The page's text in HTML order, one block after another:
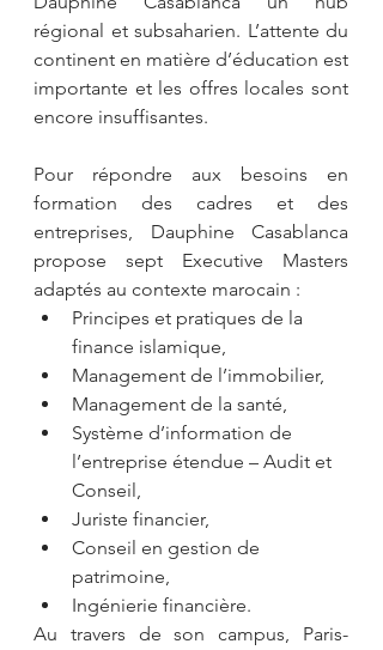
régional et subsaharien. L’attente du
continent en matière d’éducation est
importante et les offres locales sont
encore insuffisantes.
Pour répondre aux besoins en
formation des cadres et des
entreprises, Dauphine Casablanca
propose sept Executive Masters
adaptés au contexte marocain :
Principes et pratiques de la
finance islamique,
Management de l’immobilier,
Management de la santé,
Système d’information de
l’entreprise étendue – Audit et
Conseil,
Juriste financier,
Conseil en gestion de
patrimoine,
Ingénierie financière.
Au travers de son campus, Paris-